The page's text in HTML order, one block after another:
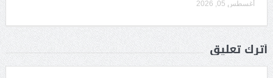
أغسطس 05, 2026
أترك تعليق